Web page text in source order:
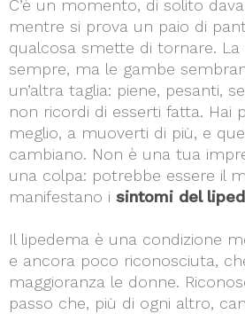
C’è un momento, di solito
mentre si prova un paio di
qualcosa smette di tornare. La
sempre, ma le gambe
un’altra taglia: piene, pesanti,
non ricordi di esserti fatta. Hai
meglio, a muoverti di più, e
cambiano. Non è una tua
una colpa: potrebbe essere il
manifestano i sintomi del
Il lipedema è una condizione
e ancora poco riconosciuta,
maggioranza le donne.
passo che, più di ogni altro,